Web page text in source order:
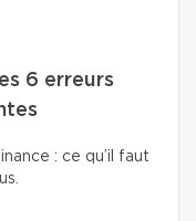
6 erreurs
: ce qu’il faut